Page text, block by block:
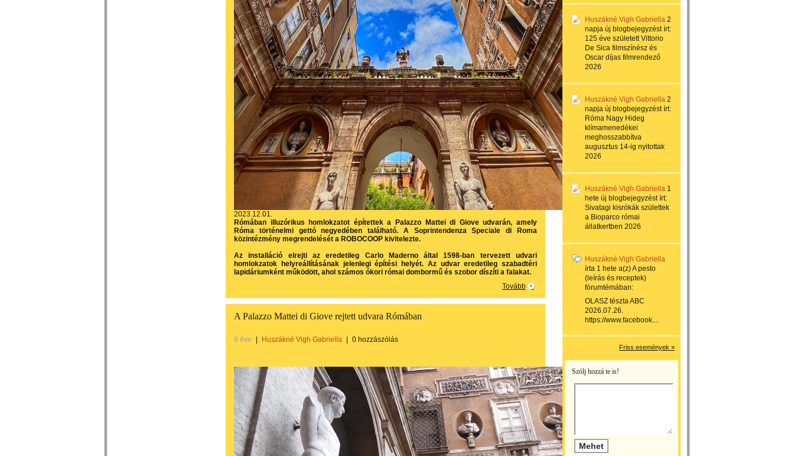
2023.12.01.
Rómában illuzórikus homlokzatot építettek a Palazzo Mattei di Giove udvarán, amely
Róma történelmi gettó negyedében található. A Soprintendenza Speciale di Roma
közintézmény megrendelését a ROBOCOOP kivitelezte.
Az installáció elrejti az eredetileg Carlo Maderno által 1598-ban tervezett udvari
homlokzatok helyreállításának jelenlegi építési helyét. Az udvar eredetileg szabadtéri
lapidáriumként működött, ahol számos ókori római dombormű és szobor díszíti a falakat.
Tovább
A Palazzo Mattei di Giove rejtett udvara Rómában
6 éve Huszákné Vigh Gabriella 0 hozzászólás
Huszákné Vigh Gabriella 2
napja új blogbejegyzést írt:
125 éve született Vittorio
De Sica filmszínész és
Oscar díjas filmrendező
2026
Huszákné Vigh Gabriella 2
napja új blogbejegyzést írt:
Róma Nagy Hideg
klímamenedékei
meghosszabbítva
augusztus 14-ig nyitottak
2026
Huszákné Vigh Gabriella 1
hete új blogbejegyzést írt:
Sivatagi kisrókák születtek
a Bioparco római
állatkertben 2026
Huszákné Vigh Gabriella
írta 1 hete a(z)A pesto
(leírás és receptek)
fórumtémában:
OLASZ tészta ABC
2026.07.26.
https://www.facebook....
Friss események »
Szólj hozzá te is!